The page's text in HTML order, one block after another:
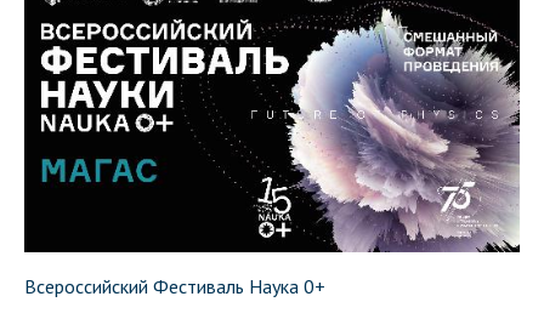
Всероссийский Фестиваль Наука 0+